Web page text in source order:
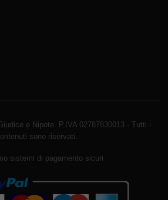
e Nipote. P.IVA 02787830013 - Tutti i
sono riservati.
sistemi di pagamento sicuri